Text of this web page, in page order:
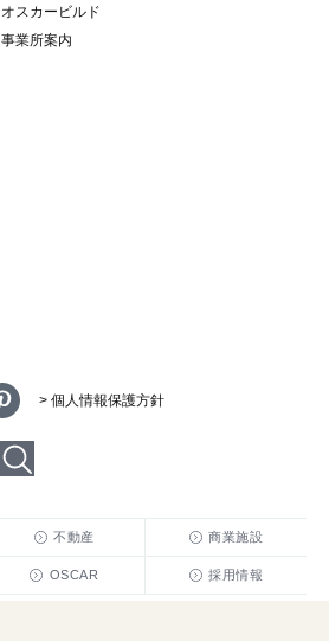
オスカービルド
事業所案内
> 個人情報保護方針
不動産 商業施設
OSCAR 採用情報